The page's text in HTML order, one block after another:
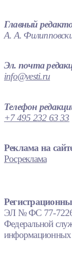
Главный
А. А.
Эл. почта
info@vesti.ru
Телефон
+7 495 232 63 33
Реклама на
Росреклама
ЭЛ № ФС 77-
Федеральной
информационных